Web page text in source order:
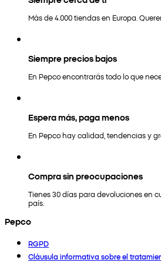
Más de 4.000 tiendas en Europa.
Siempre precios bajos
En Pepco encontrarás todo lo que
Espera más, paga menos
En Pepco hay calidad, tendencias y
Compra sin preocupaciones
Tienes 30 días para devoluciones en
país.
Pepco
RGPD
Cláusula informativa sobre el